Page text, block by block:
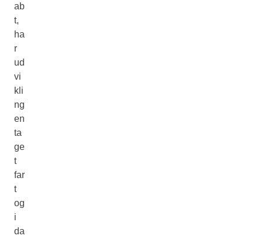
ab
t,
ha
r
ud
vi
kli
ng
en
ta
ge
t
far
t
og
i
da